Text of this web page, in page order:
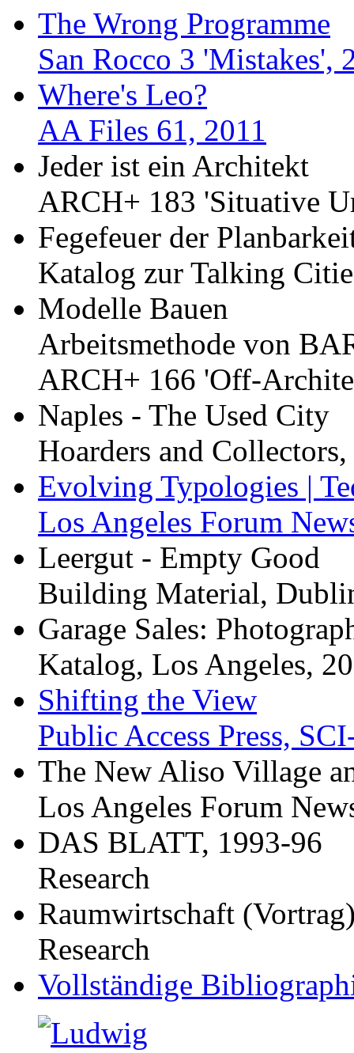
The Wrong Programme
San Rocco 3 'Mistakes',
Where's Leo?
AA Files 61, 2011
Jeder ist ein Architekt
ARCH+ 183 'Situative
Fegefeuer der
Katalog zur Talking
Modelle Bauen
Arbeitsmethode von
ARCH+ 166 'Off-
Naples - The Used City
Hoarders and
Evolving Typologies |
Los Angeles Forum
Leergut - Empty Good
Building Material,
Garage Sales:
Katalog, Los Angeles,
Shifting the View
Public Access Press,
The New Aliso Village
Los Angeles Forum
DAS BLATT, 1993-96
Research
Raumwirtschaft
Research
Vollständige